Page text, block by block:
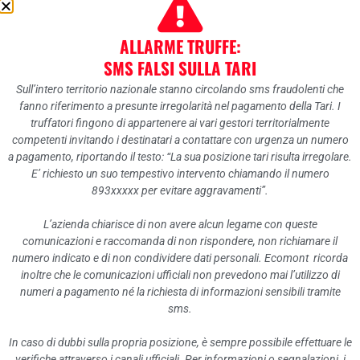
Mettere nel sacchetto scarti crudi o cotti, non liquidi
Come riconoscere il giusto
sacchetto?
Un sacchetto compostabile non vuol dire
biodegradabile sia anche compostabile. Non tutti i
sacchetti, dunque, sono adatti a contenere questo
tipo di rifiuti.
(Polietilene PE), quelli in plastica leggera e quelli con
ALLARME TRUFFE:
SMS FALSI SULLA TARI
Sull’intero territorio nazionale stanno circolando sms fraudolenti che
fanno riferimento a presunte irregolarità nel pagamento della Tari. I
truffatori fingono di appartenere ai vari gestori territorialmente
competenti invitando i destinatari a contattare con urgenza un numero
a pagamento, riportando il testo: “La sua posizione tari risulta irregolare.
E’ richiesto un suo tempestivo intervento chiamando il numero
893xxxxx per evitare aggravamenti”.
L’azienda chiarisce di non avere alcun legame con queste
comunicazioni e raccomanda di non rispondere, non richiamare il
numero indicato e di non condividere dati personali. Ecomont ricorda
inoltre che le comunicazioni ufficiali non prevedono mai l’utilizzo di
numeri a pagamento né la richiesta di informazioni sensibili tramite
sms.
In caso di dubbi sulla propria posizione, è sempre possibile effettuare le